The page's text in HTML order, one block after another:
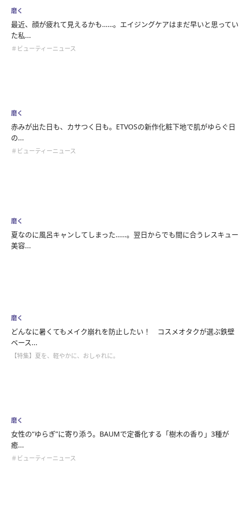
磨く
最近、顔が疲れて見えるかも……。エイジングケアはまだ早いと思ってい
た私...
＃ビューティーニュース
磨く
赤みが出た日も、カサつく日も。ETVOSの新作化粧下地で肌がゆらぐ日
の...
＃ビューティーニュース
磨く
夏なのに風呂キャンしてしまった……。翌日からでも間に合うレスキュー
美容...
磨く
どんなに暑くてもメイク崩れを防止したい！ コスメオタクが選ぶ鉄壁
ベース...
【特集】夏を、軽やかに、おしゃれに。
磨く
女性の“ゆらぎ”に寄り添う。BAUMで定番化する「樹⽊の⾹り」3種が
癒...
＃ビューティーニュース